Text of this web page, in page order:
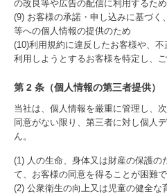
の改良等や広告の配信に利用するため
(9) お客様の承諾・申し込みに基づく
等への個人情報の提供のため
(10)利用規約に違反したお客様や、
利用しようとするお客様を特定し、
第 2 条（個人情報の第三者提供）
当社は、個人情報を厳重に管理し、
同意がない限り、第三者に対し個人
ん。
(1) 人の生命、身体又は財産の保護の
て、お客様の同意を得ることが困難
(2) 公衆衛生の向上又は児童の健全な